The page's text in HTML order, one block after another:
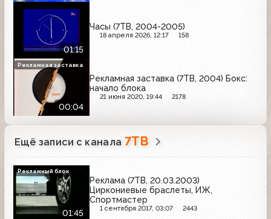
01:15
Часы (7ТВ, 2004-2005)
18 апреля 2026, 12:17 158
00:04
Рекламная заставка (7ТВ, 2004) Бокс:
начало блока
21 июня 2020, 19:44 2178
Рекламная заставка
Ещё записи с канала 7ТВ
01:45
Реклама (7ТВ, 20.03.2003)
Циркониевые браслеты, ИЖ,
Спортмастер
1 сентября 2017, 03:07 2443
Рекламный блок